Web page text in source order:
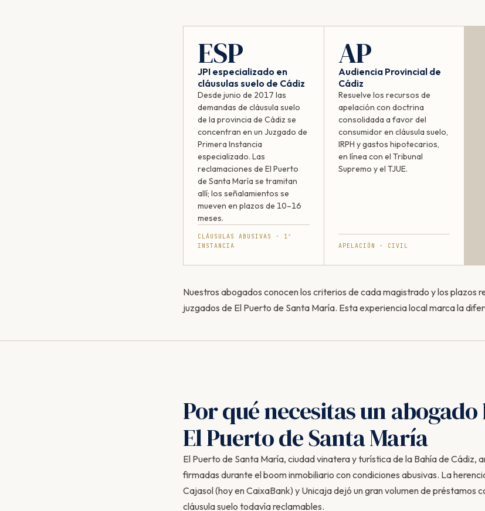
ESP
JPI especializado en
cláusulas suelo de Cádiz
Desde junio de 2017 las
demandas de cláusula suelo
de la provincia de Cádiz se
concentran en un Juzgado de
Primera Instancia
especializado. Las
reclamaciones de El Puerto
de Santa María se tramitan
allí; los señalamientos se
mueven en plazos de 10–16
meses.
CLÁUSULAS ABUSIVAS · 1ª
INSTANCIA
AP
Audiencia Provincial de
Cádiz
Resuelve los recursos de
apelación con doctrina
consolidada a favor del
consumidor en cláusula suelo,
IRPH y gastos hipotecarios,
en línea con el Tribunal
Supremo y el TJUE.
APELACIÓN · CIVIL
Nuestros abogados conocen los criterios de cada magistrado y los plazos
juzgados de El Puerto de Santa María. Esta experiencia local marca la
Por qué necesitas un
El Puerto de Santa María
El Puerto de Santa María, ciudad vinatera y turística de la Bahía de Cádiz,
firmadas durante el boom inmobiliario con condiciones abusivas. La
Cajasol (hoy en CaixaBank) y Unicaja dejó un gran volumen de préstamos
cláusula suelo todavía reclamables.